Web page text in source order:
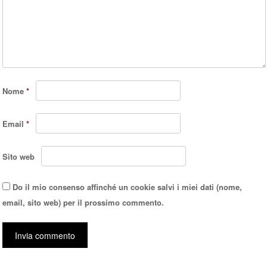
Nome*
Email*
Sito web
Do il mio consenso affinché un cookie salvi i miei dati (nome,
email, sito web) per il prossimo commento.